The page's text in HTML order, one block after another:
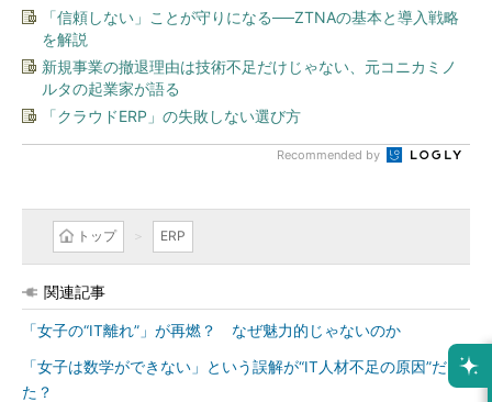
「信頼しない」ことが守りになる──ZTNAの基本と導入戦略
を解説
新規事業の撤退理由は技術不足だけじゃない、元コニカミノ
ルタの起業家が語る
「クラウドERP」の失敗しない選び方
Recommended by
トップ ERP
関連記事
「女子の“IT離れ”」が再燃？ なぜ魅力的じゃないのか
「女子は数学ができない」という誤解が“IT人材不足の原因”だっ
た？